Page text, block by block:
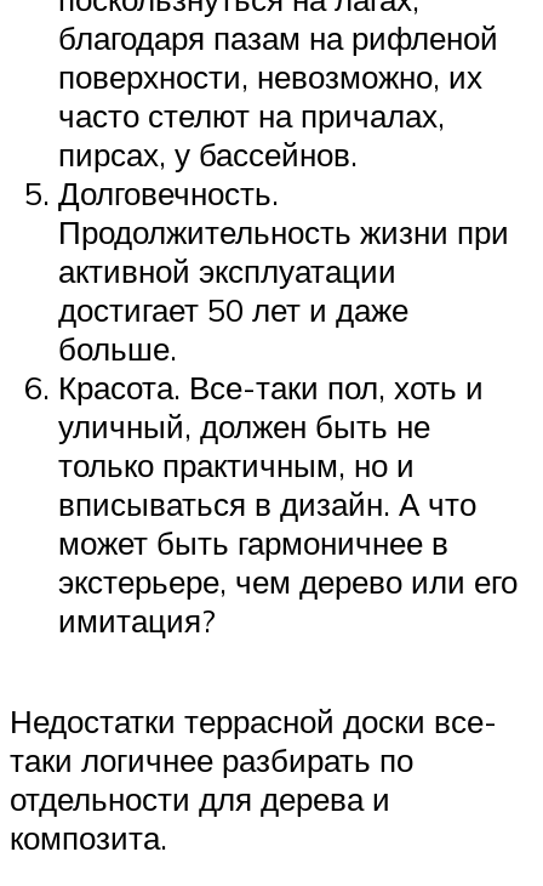
благодаря пазам на рифленой
поверхности, невозможно, их
часто стелют на причалах,
пирсах, у бассейнов.
Долговечность.
Продолжительность жизни при
активной эксплуатации
достигает 50 лет и даже
больше.
Красота. Все-таки пол, хоть и
уличный, должен быть не
только практичным, но и
вписываться в дизайн. А что
может быть гармоничнее в
экстерьере, чем дерево или его
имитация?
Недостатки террасной доски все-
таки логичнее разбирать по
отдельности для дерева и
композита.